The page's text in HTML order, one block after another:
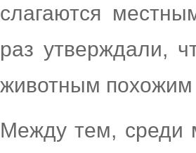
слагаются
раз утверждали,
животным похожим
Между тем, среди